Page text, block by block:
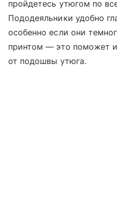
пройдетесь утюгом по
Пододеяльники удобно
особенно если они
принтом — это поможет
от подошвы утюга.